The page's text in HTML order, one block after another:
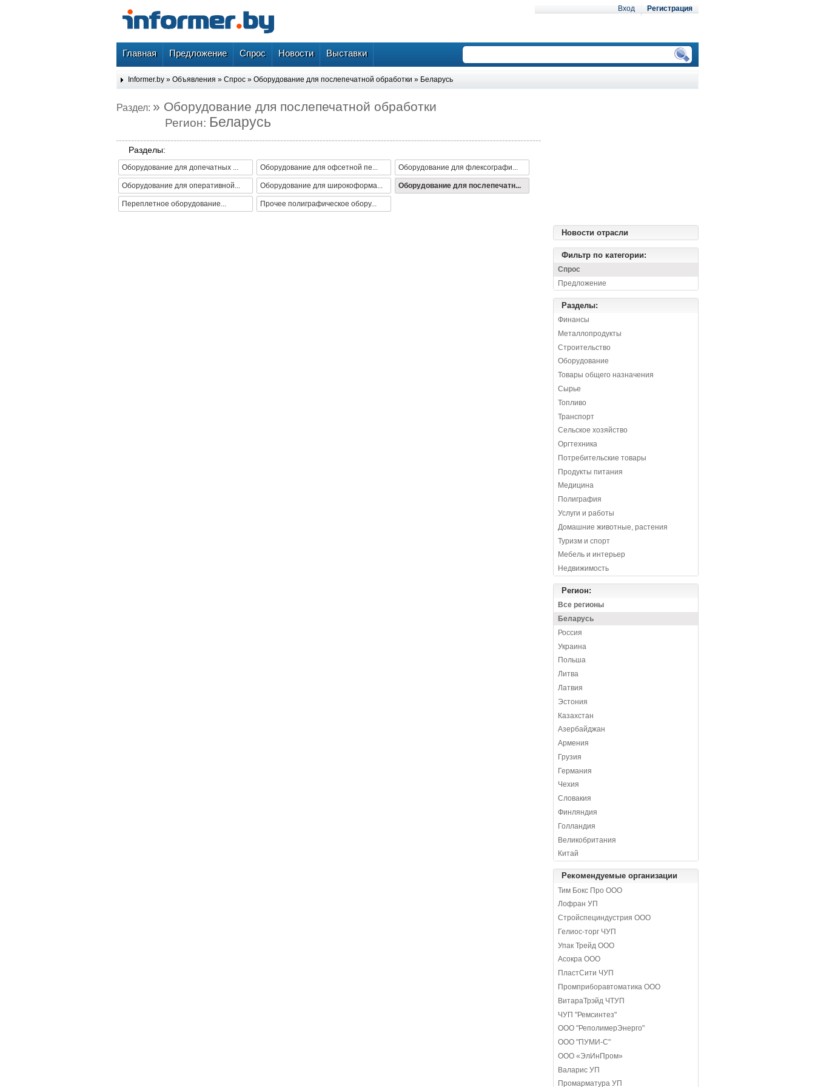
Вход Регистрация
Главная Предложение Спрос Новости Выставки
Informer.by » Объявления » Спрос » Оборудование для послепечатной обработки » Беларусь
Раздел: » Оборудование для послепечатной обработки
Регион: Беларусь
Разделы:
Оборудование для допечатных ... Оборудование для офсетной пе... Оборудование для флексографи...
Оборудование для оперативной... Оборудование для широкоформа... Оборудование для послепечатн...
Переплетное оборудование... Прочее полиграфическое обору...
Новости отрасли
Фильтр по категории:
Спрос
Предложение
Разделы:
Финансы
Металлопродукты
Строительство
Оборудование
Товары общего назначения
Сырье
Топливо
Транспорт
Сельское хозяйство
Оргтехника
Потребительские товары
Продукты питания
Медицина
Полиграфия
Услуги и работы
Домашние животные, растения
Туризм и спорт
Мебель и интерьер
Недвижимость
Регион:
Все регионы
Беларусь
Россия
Украина
Польша
Литва
Латвия
Эстония
Казахстан
Азербайджан
Армения
Грузия
Германия
Чехия
Словакия
Финляндия
Голландия
Великобритания
Китай
Рекомендуемые организации
Тим Бокс Про ООО
Лофран УП
Стройспециндустрия ООО
Гелиос-торг ЧУП
Упак Трейд ООО
Асокра ООО
ПластСити ЧУП
Промприборавтоматика ООО
ВитараТрэйд ЧТУП
ЧУП "Ремсинтез"
ООО "РеполимерЭнерго"
ООО "ПУМИ-С"
ООО «ЭлИнПром»
Валарис УП
Промарматура УП